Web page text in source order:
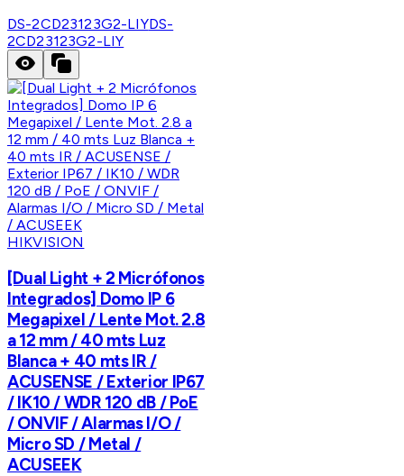
DS-2CD23123G2-LIYDS-
2CD23123G2-LIY
HIKVISION
[Dual Light + 2 Micrófonos
Integrados] Domo IP 6
Megapixel / Lente Mot. 2.8
a 12 mm / 40 mts Luz
Blanca + 40 mts IR /
ACUSENSE / Exterior IP67
/ IK10 / WDR 120 dB / PoE
/ ONVIF / Alarmas I/O /
Micro SD / Metal /
ACUSEEK